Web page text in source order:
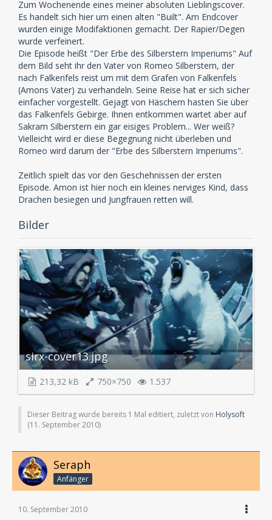
Zum Wochenende eines meiner absoluten Lieblingscover.
Es handelt sich hier um einen alten "Built". Am Endcover
wurden einige Modifaktionen gemacht. Der Rapier/Degen
wurde verfeinert.
Die Episode heißt "Der Erbe des Silberstern Imperiums" Auf
dem Bild seht ihr den Vater von Romeo Silberstern, der
nach Falkenfels reist um mit dem Grafen von Falkenfels
(Amons Vater) zu verhandeln. Seine Reise hat er sich sicher
einfacher vorgestellt. Gejagt von Häschern hasten Sie über
das Falkenfels Gebirge. Ihnen entkommen wartet aber auf
Sakram Silberstern ein gar eisiges Problem... Wer weiß?
Vielleicht wird er diese Begegnung nicht überleben und
Romeo wird darum der "Erbe des Silberstern Imperiums".
Zeitlich spielt das vor den Geschehnissen der ersten
Episode. Amon ist hier noch ein kleines nerviges Kind, dass
Drachen besiegen und Jungfrauen retten will.
Bilder
sirx-cover13.jpg
213,32 kB 750×750 1.537
Dieser Beitrag wurde bereits 1 Mal editiert, zuletzt von Holysoft
(11. September 2010)
Seraph
Anfänger
10. September 2010